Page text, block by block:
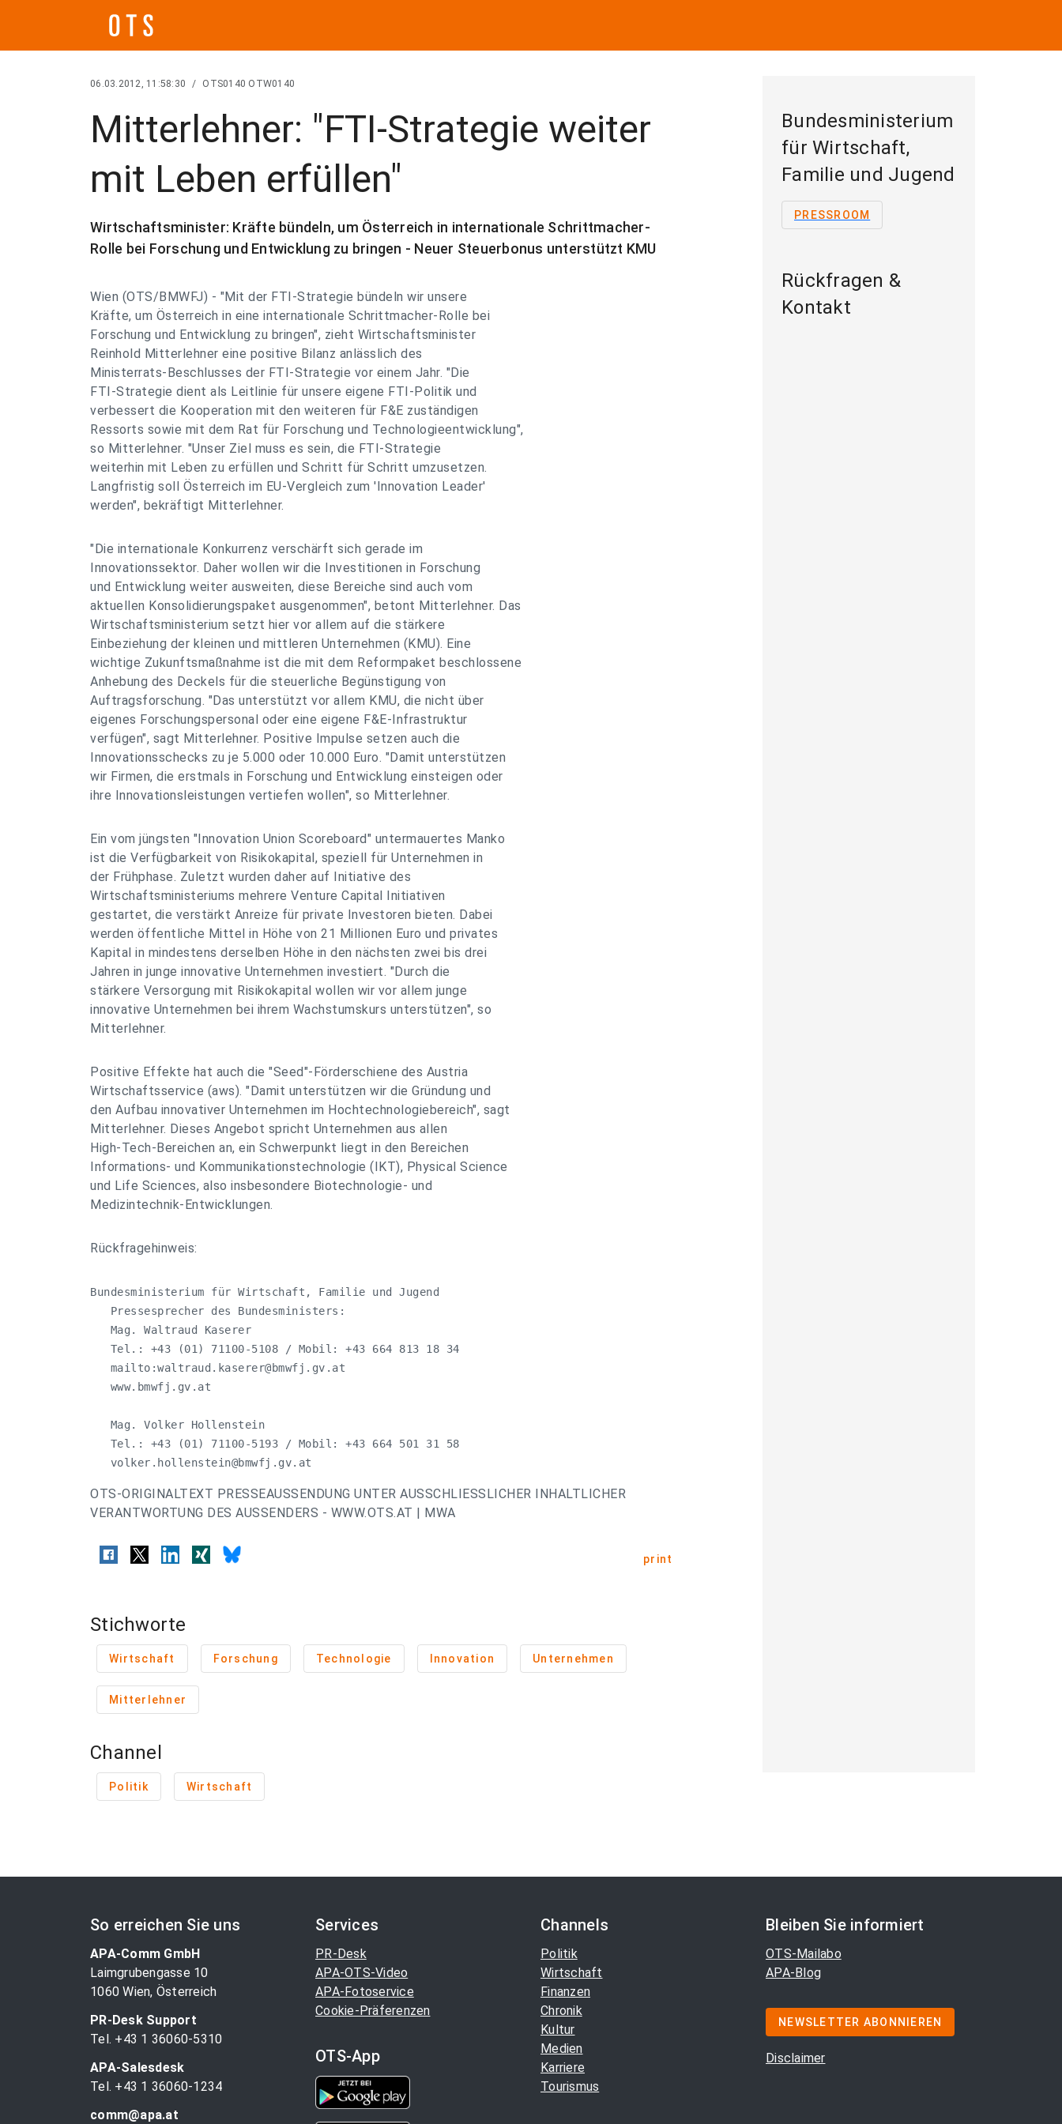
06.03.2012, 11:58:30 / OTS0140 OTW0140
Mitterlehner: "FTI-Strategie weiter
mit Leben erfüllen"
Wirtschaftsminister: Kräfte bündeln, um Österreich in internationale Schrittmacher-
Rolle bei Forschung und Entwicklung zu bringen - Neuer Steuerbonus unterstützt KMU
Wien (OTS/BMWFJ) - "Mit der FTI-Strategie bündeln wir unsere
Kräfte, um Österreich in eine internationale Schrittmacher-Rolle bei
Forschung und Entwicklung zu bringen", zieht Wirtschaftsminister
Reinhold Mitterlehner eine positive Bilanz anlässlich des
Ministerrats-Beschlusses der FTI-Strategie vor einem Jahr. "Die
FTI-Strategie dient als Leitlinie für unsere eigene FTI-Politik und
verbessert die Kooperation mit den weiteren für F&E zuständigen
Ressorts sowie mit dem Rat für Forschung und Technologieentwicklung",
so Mitterlehner. "Unser Ziel muss es sein, die FTI-Strategie
weiterhin mit Leben zu erfüllen und Schritt für Schritt umzusetzen.
Langfristig soll Österreich im EU-Vergleich zum 'Innovation Leader'
werden", bekräftigt Mitterlehner.
"Die internationale Konkurrenz verschärft sich gerade im
Innovationssektor. Daher wollen wir die Investitionen in Forschung
und Entwicklung weiter ausweiten, diese Bereiche sind auch vom
aktuellen Konsolidierungspaket ausgenommen", betont Mitterlehner. Das
Wirtschaftsministerium setzt hier vor allem auf die stärkere
Einbeziehung der kleinen und mittleren Unternehmen (KMU). Eine
wichtige Zukunftsmaßnahme ist die mit dem Reformpaket beschlossene
Anhebung des Deckels für die steuerliche Begünstigung von
Auftragsforschung. "Das unterstützt vor allem KMU, die nicht über
eigenes Forschungspersonal oder eine eigene F&E-Infrastruktur
verfügen", sagt Mitterlehner. Positive Impulse setzen auch die
Innovationsschecks zu je 5.000 oder 10.000 Euro. "Damit unterstützen
wir Firmen, die erstmals in Forschung und Entwicklung einsteigen oder
ihre Innovationsleistungen vertiefen wollen", so Mitterlehner.
Ein vom jüngsten "Innovation Union Scoreboard" untermauertes Manko
ist die Verfügbarkeit von Risikokapital, speziell für Unternehmen in
der Frühphase. Zuletzt wurden daher auf Initiative des
Wirtschaftsministeriums mehrere Venture Capital Initiativen
gestartet, die verstärkt Anreize für private Investoren bieten. Dabei
werden öffentliche Mittel in Höhe von 21 Millionen Euro und privates
Kapital in mindestens derselben Höhe in den nächsten zwei bis drei
Jahren in junge innovative Unternehmen investiert. "Durch die
stärkere Versorgung mit Risikokapital wollen wir vor allem junge
innovative Unternehmen bei ihrem Wachstumskurs unterstützen", so
Mitterlehner.
Positive Effekte hat auch die "Seed"-Förderschiene des Austria
Wirtschaftsservice (aws). "Damit unterstützen wir die Gründung und
den Aufbau innovativer Unternehmen im Hochtechnologiebereich", sagt
Mitterlehner. Dieses Angebot spricht Unternehmen aus allen
High-Tech-Bereichen an, ein Schwerpunkt liegt in den Bereichen
Informations- und Kommunikationstechnologie (IKT), Physical Science
und Life Sciences, also insbesondere Biotechnologie- und
Medizintechnik-Entwicklungen.
Rückfragehinweis:
Bundesministerium für Wirtschaft, Familie und Jugend
   Pressesprecher des Bundesministers:
   Mag. Waltraud Kaserer
   Tel.: +43 (01) 71100-5108 / Mobil: +43 664 813 18 34
   mailto:
waltraud.kaserer@bmwfj.gv.at
   www.bmwfj.gv.at
   Mag. Volker Hollenstein
   Tel.: +43 (01) 71100-5193 / Mobil: +43 664 501 31 58
volker.hollenstein@bmwfj.gv.at
OTS-ORIGINALTEXT PRESSEAUSSENDUNG UNTER AUSSCHLIESSLICHER INHALTLICHER
VERANTWORTUNG DES AUSSENDERS - WWW.OTS.AT | MWA
print
Stichworte
Wirtschaft Forschung Technologie Innovation Unternehmen
Mitterlehner
Channel
Politik Wirtschaft
Bundesministerium
für Wirtschaft,
Familie und Jugend
PRESSROOM
Rückfragen &
Kontakt
So erreichen Sie uns
APA-Comm GmbH
Laimgrubengasse 10
1060 Wien, Österreich
PR-Desk Support
Tel. +43 1 36060-5310
APA-Salesdesk
Tel. +43 1 36060-1234
comm@apa.at
Services
PR-Desk
APA-OTS-Video
APA-Fotoservice
Cookie-Präferenzen
OTS-App
Channels
Politik
Wirtschaft
Finanzen
Chronik
Kultur
Medien
Karriere
Tourismus
Bleiben Sie informiert
OTS-Mailabo
APA-Blog
NEWSLETTER ABONNIEREN
Disclaimer